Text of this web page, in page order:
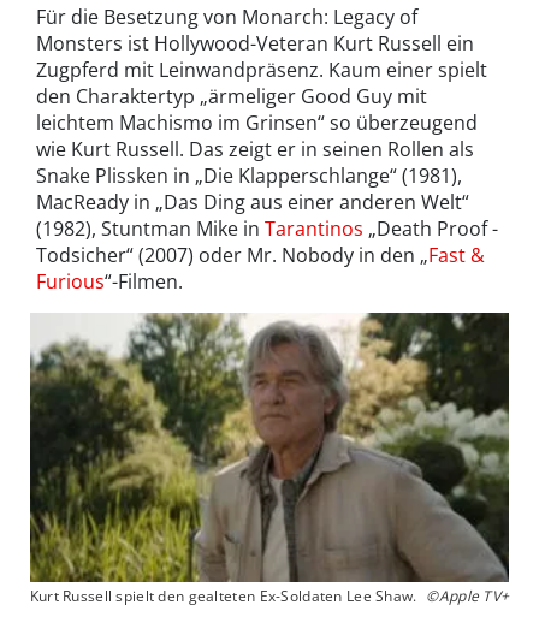
Für die Besetzung von Monarch: Legacy of
Monsters ist Hollywood-Veteran Kurt Russell ein
Zugpferd mit Leinwandpräsenz. Kaum einer spielt
den Charaktertyp „ärmeliger Good Guy mit
leichtem Machismo im Grinsen“ so überzeugend
wie Kurt Russell. Das zeigt er in seinen Rollen als
Snake Plissken in „Die Klapperschlange“ (1981),
MacReady in „Das Ding aus einer anderen Welt“
(1982), Stuntman Mike in Tarantinos „Death Proof -
Todsicher“ (2007) oder Mr. Nobody in den „Fast &
Furious“-Filmen.
Kurt Russell spielt den gealteten Ex-Soldaten Lee Shaw. ©Apple TV+